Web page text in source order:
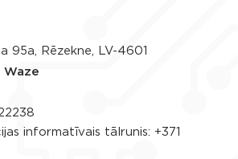
95a, Rēzekne, LV-4601
Waze
informatīvais tālrunis: +371